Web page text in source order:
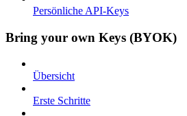
Persönliche API-Keys
Bring your own Keys (BYOK)
Übersicht
Erste Schritte